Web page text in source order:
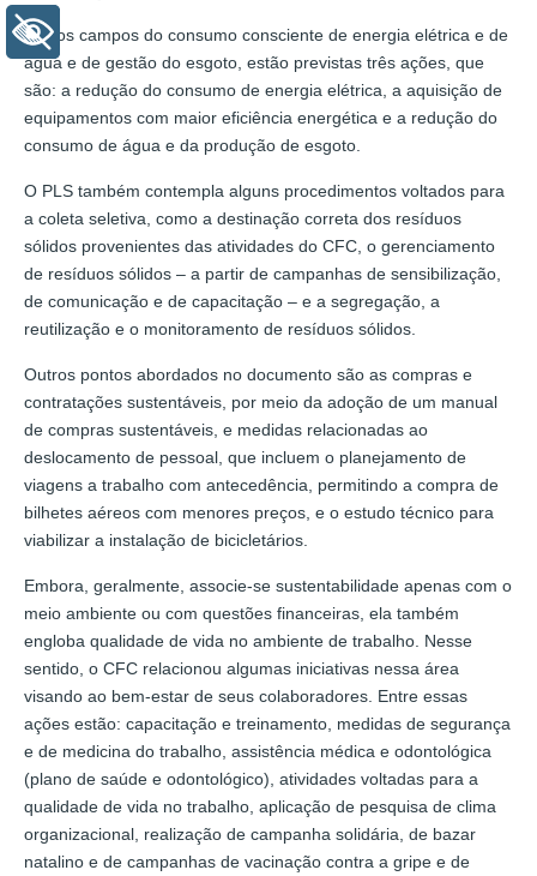
Já nos campos do consumo consciente de energia elétrica e de
água e de gestão do esgoto, estão previstas três ações, que
são: a redução do consumo de energia elétrica, a aquisição de
equipamentos com maior eficiência energética e a redução do
consumo de água e da produção de esgoto.
O PLS também contempla alguns procedimentos voltados para
a coleta seletiva, como a destinação correta dos resíduos
sólidos provenientes das atividades do CFC, o gerenciamento
de resíduos sólidos – a partir de campanhas de sensibilização,
de comunicação e de capacitação – e a segregação, a
reutilização e o monitoramento de resíduos sólidos.
Outros pontos abordados no documento são as compras e
contratações sustentáveis, por meio da adoção de um manual
de compras sustentáveis, e medidas relacionadas ao
deslocamento de pessoal, que incluem o planejamento de
viagens a trabalho com antecedência, permitindo a compra de
bilhetes aéreos com menores preços, e o estudo técnico para
viabilizar a instalação de bicicletários.
Embora, geralmente, associe-se sustentabilidade apenas com o
meio ambiente ou com questões financeiras, ela também
engloba qualidade de vida no ambiente de trabalho. Nesse
sentido, o CFC relacionou algumas iniciativas nessa área
visando ao bem-estar de seus colaboradores. Entre essas
ações estão: capacitação e treinamento, medidas de segurança
e de medicina do trabalho, assistência médica e odontológica
(plano de saúde e odontológico), atividades voltadas para a
qualidade de vida no trabalho, aplicação de pesquisa de clima
organizacional, realização de campanha solidária, de bazar
natalino e de campanhas de vacinação contra a gripe e de
+ Acessibilidade